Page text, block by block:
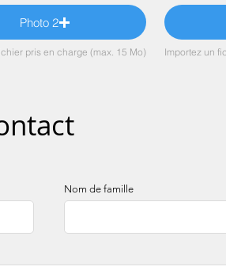
Photo 2
pris en charge (max. 15 Mo) Importez un
Nom de famille